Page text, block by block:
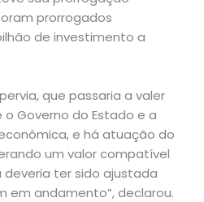
prorrogados
de investimento a
que passaria a valer
Governo do Estado e a
e há atuação do
um valor compatível
deveria ter sido ajustada
em andamento”, declarou.